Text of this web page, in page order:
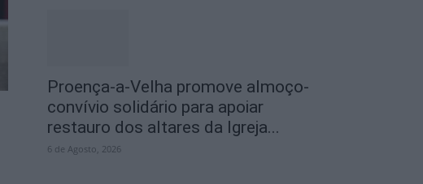
Proença-a-Velha promove almoço-
convívio solidário para apoiar
restauro dos altares da Igreja...
6 de Agosto, 2026